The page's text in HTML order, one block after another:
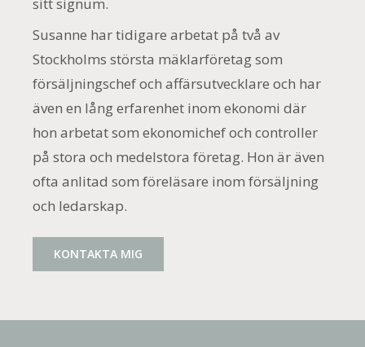
Susanne har tidigare arbetat på två av
Stockholms största mäklarföretag som
försäljningschef och affärsutvecklare och har
även en lång erfarenhet inom ekonomi där
hon arbetat som ekonomichef och controller
på stora och medelstora företag. Hon är även
ofta anlitad som föreläsare inom försäljning
och ledarskap.
KONTAKTA MIG